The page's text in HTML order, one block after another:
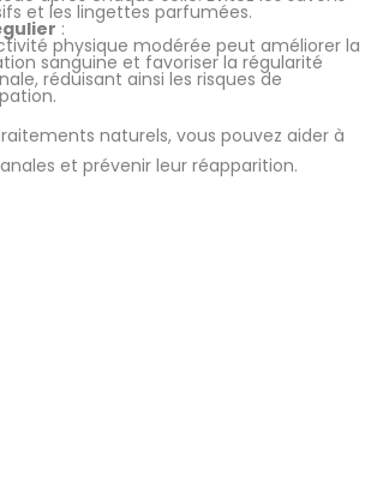
et les lingettes parfumées.
:
physique modérée peut améliorer la
sanguine et favoriser la régularité
réduisant ainsi les risques de
naturels, vous pouvez aider à
et prévenir leur réapparition.